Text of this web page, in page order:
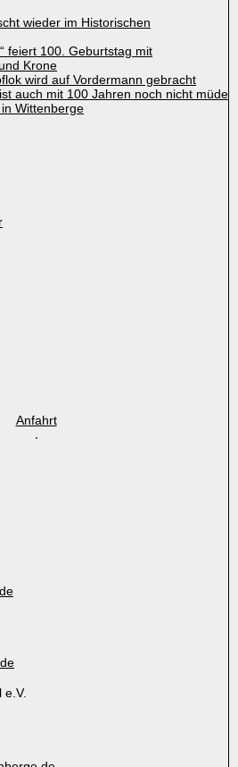
wieder im Historischen
feiert 100. Geburtstag mit
Krone
wird auf Vordermann gebracht
auch mit 100 Jahren noch nicht müde
Wittenberge
Anfahrt
e.V.